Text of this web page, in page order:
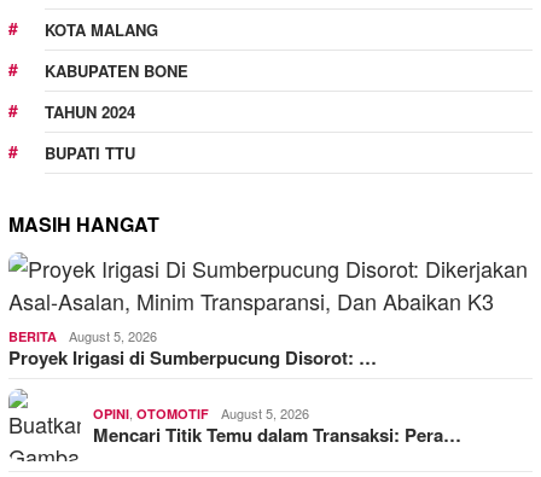
KOTA MALANG
KABUPATEN BONE
TAHUN 2024
BUPATI TTU
MASIH HANGAT
BERITA August 5, 2026
Proyek Irigasi di Sumberpucung Disorot: …
OPINI OTOMOTIF August 5, 2026
Mencari Titik Temu dalam Transaksi: Pera…